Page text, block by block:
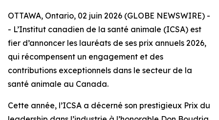
OTTAWA, Ontario, 02 juin 2026 (GLOBE NEWSWIRE) -
- L’Institut canadien de la santé animale (ICSA) est
fier d’annoncer les lauréats de ses prix annuels 2026,
qui récompensent un engagement et des
contributions exceptionnels dans le secteur de la
santé animale au Canada.
Cette année, l’ICSA a décerné son prestigieux Prix du